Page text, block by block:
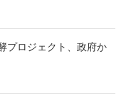
プロジェクト、政府か